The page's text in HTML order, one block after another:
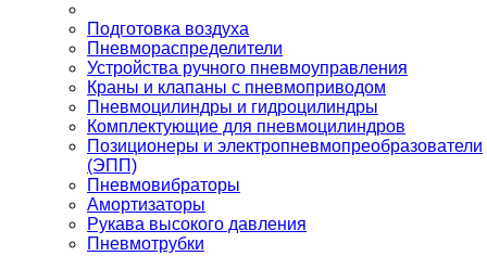
Подготовка воздуха
Пневмораспределители
Устройства ручного пневмоуправления
Краны и клапаны с пневмоприводом
Пневмоцилиндры и гидроцилиндры
Комплектующие для пневмоцилиндров
Позиционеры и электропневмопреобразователи
(ЭПП)
Пневмовибраторы
Амортизаторы
Рукава высокого давления
Пневмотрубки